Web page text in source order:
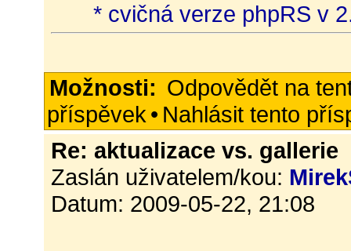
* cvičná verze phpRS v
Možnosti: Odpovědět na
příspěvek • Nahlásit tento
Re: aktualizace vs. gallerie
Zaslán uživatelem/kou:
Datum: 2009-05-22, 21:08